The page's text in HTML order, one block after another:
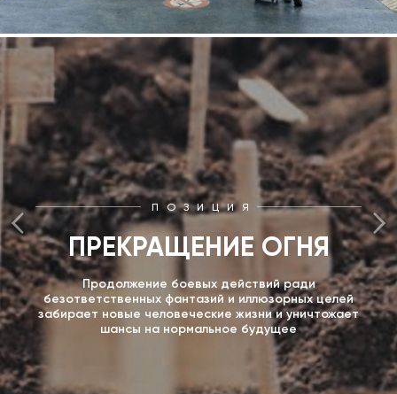
ПОЗИЦИЯ
ПРЕКРАЩЕНИЕ ОГНЯ
Продолжение боевых действий ради
безответственных фантазий и иллюзорных целей
забирает новые человеческие жизни и уничтожает
шансы на нормальное будущее